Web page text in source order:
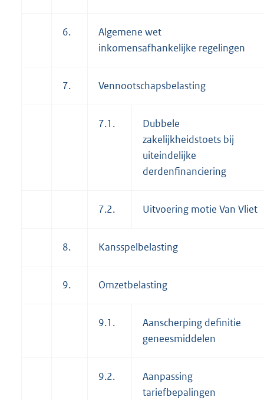
6.
Algemene wet
inkomensafhankelijke regelingen
7. Vennootschapsbelasting
7.1.
Dubbele
zakelijkheidstoets bij
uiteindelijke
derdenfinanciering
7.2. Uitvoering motie Van Vliet
8. Kansspelbelasting
9. Omzetbelasting
9.1.
Aanscherping definitie
geneesmiddelen
9.2.
Aanpassing
tariefbepalingen